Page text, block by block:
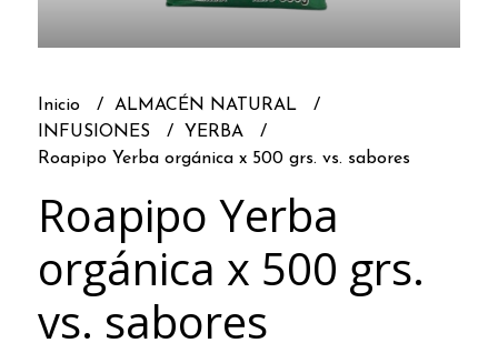
Inicio
ALMACÉN NATURAL
INFUSIONES
YERBA
Roapipo Yerba orgánica x 500 grs. vs. sabores
Roapipo Yerba
orgánica x 500 grs.
vs. sabores